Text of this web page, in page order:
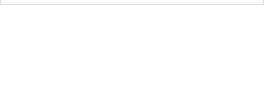
с 20 июля 1999 г.